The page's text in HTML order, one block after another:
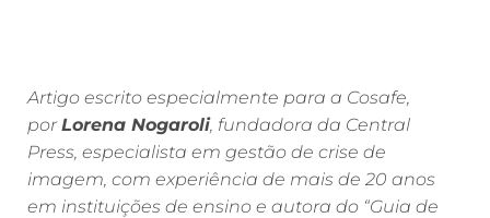
Artigo escrito especialmente para a Cosafe,
porLorena Nogaroli, fundadora da Central
Press, especialista em gestão de crise de
imagem, com experiência de mais de 20 anos
em instituições de ensino e autora do “Guia de